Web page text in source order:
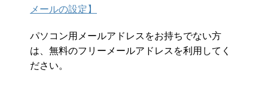
メールの設定】
パソコン用メールアドレスをお持ちでない方
は、無料のフリーメールアドレスを利用してく
ださい。